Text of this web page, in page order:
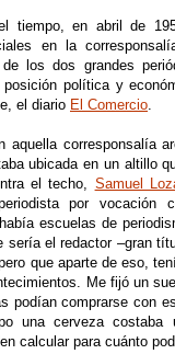
tiempo, en abril de
en la
los dos grandes
posición política y
el diario El Comercio
aquella corresponsalía
ubicada en un altillo
el techo, Samuel
por vocación
escuelas de
sería el redactor –gran
que aparte de eso,
Me fijó un
podían comprarse con
una cerveza
calcular para cuánto